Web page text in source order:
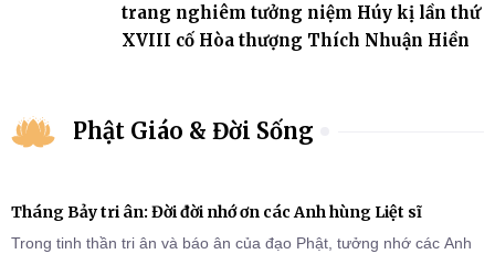
trang nghiêm tưởng niệm Húy kị lần thứ
XVIII cố Hòa thượng Thích Nhuận Hiền
Phật Giáo & Đời Sống
Tháng Bảy tri ân: Đời đời nhớ ơn các Anh hùng Liệt sĩ
Trong tinh thần tri ân và báo ân của đạo Phật, tưởng nhớ các Anh